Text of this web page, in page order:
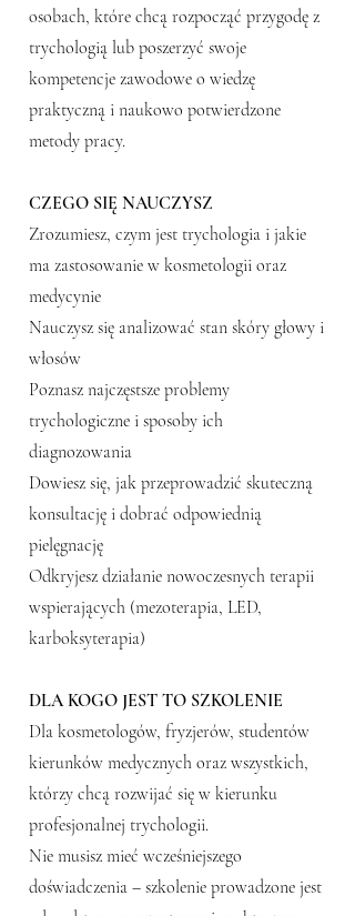
osobach, które chcą rozpocząć przygodę z
trychologią lub poszerzyć swoje
kompetencje zawodowe o wiedzę
praktyczną i naukowo potwierdzone
metody pracy.
CZEGO SIĘ NAUCZYSZ
Zrozumiesz, czym jest trychologia i jakie
ma zastosowanie w kosmetologii oraz
medycynie
Nauczysz się analizować stan skóry głowy i
włosów
Poznasz najczęstsze problemy
trychologiczne i sposoby ich
diagnozowania
Dowiesz się, jak przeprowadzić skuteczną
konsultację i dobrać odpowiednią
pielęgnację
Odkryjesz działanie nowoczesnych terapii
wspierających (mezoterapia, LED,
karboksyterapia)
DLA KOGO JEST TO SZKOLENIE
Dla kosmetologów, fryzjerów, studentów
kierunków medycznych oraz wszystkich,
którzy chcą rozwijać się w kierunku
profesjonalnej trychologii.
Nie musisz mieć wcześniejszego
doświadczenia – szkolenie prowadzone jest